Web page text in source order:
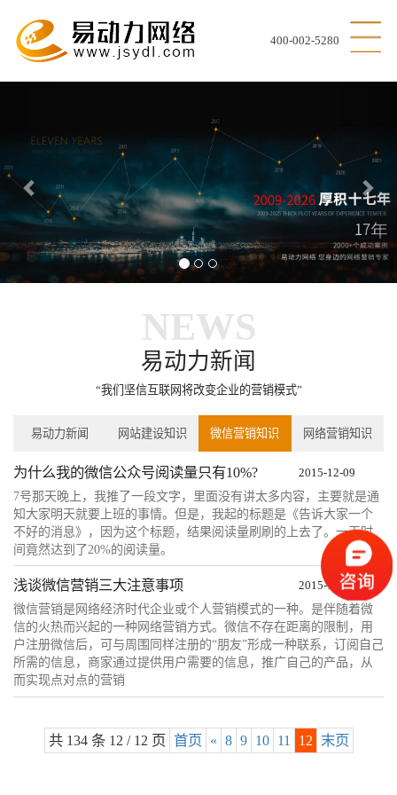
400-002-5280
Previous
NEWS
易动力新闻
“我们坚信互联网将改变企业的营销模式”
易动力新闻 网站建设知识 微信营销知识 网络营销知识
为什么我的微信公众号阅读量只有10%? 2015-12-09
7号那天晚上，我推了一段文字，里面没有讲太多内容，主要就是通
知大家明天就要上班的事情。但是，我起的标题是《告诉大家一个
不好的消息》，因为这个标题，结果阅读量刷刷的上去了。一天时
间竟然达到了20%的阅读量。
浅谈微信营销三大注意事项 2015-12-09
微信营销是网络经济时代企业或个人营销模式的一种。是伴随着微
信的火热而兴起的一种网络营销方式。微信不存在距离的限制，用
户注册微信后，可与周围同样注册的“朋友”形成一种联系，订阅自己
所需的信息，商家通过提供用户需要的信息，推广自己的产品，从
而实现点对点的营销
共 134 条 12 / 12 页 首页 « 8 9 10 11 12 末页